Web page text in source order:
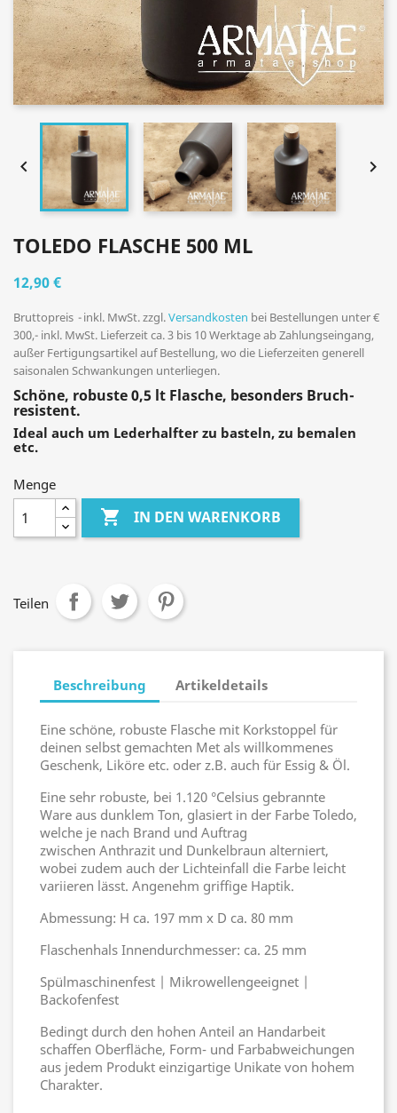
 
TOLEDO FLASCHE 500 ML
12,90 €
Bruttopreis inkl. MwSt. zzgl.Versandkosten bei Bestellungen unter €
300,- inkl. MwSt. Lieferzeit ca. 3 bis 10 Werktage ab Zahlungseingang,
außer Fertigungsartikel auf Bestellung, wo die Lieferzeiten generell
saisonalen Schwankungen unterliegen.
Schöne, robuste 0,5 lt Flasche, besonders Bruch-
resistent.
Ideal auch um Lederhalfter zu basteln, zu bemalen
etc.
Menge
 IN DEN WARENKORB
Teilen
Beschreibung Artikeldetails
Eine schöne, robuste Flasche mit Korkstoppel für
deinen selbst gemachten Met als willkommenes
Geschenk, Liköre etc. oder z.B. auch für Essig & Öl.
Eine sehr robuste, bei 1.120 °Celsius gebrannte
Ware aus dunklem Ton, glasiert in der Farbe Toledo,
welche je nach Brand und Auftrag
zwischen Anthrazit und Dunkelbraun alterniert,
wobei zudem auch der Lichteinfall die Farbe leicht
variieren lässt. Angenehm griffige Haptik.
Abmessung: H ca. 197 mm x D ca. 80 mm
Flaschenhals Innendurchmesser: ca. 25 mm
Spülmaschinenfest | Mikrowellengeeignet |
Backofenfest
Bedingt durch den hohen Anteil an Handarbeit
schaffen Oberfläche, Form- und Farbabweichungen
aus jedem Produkt einzigartige Unikate von hohem
Charakter.